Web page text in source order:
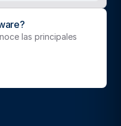
las principales